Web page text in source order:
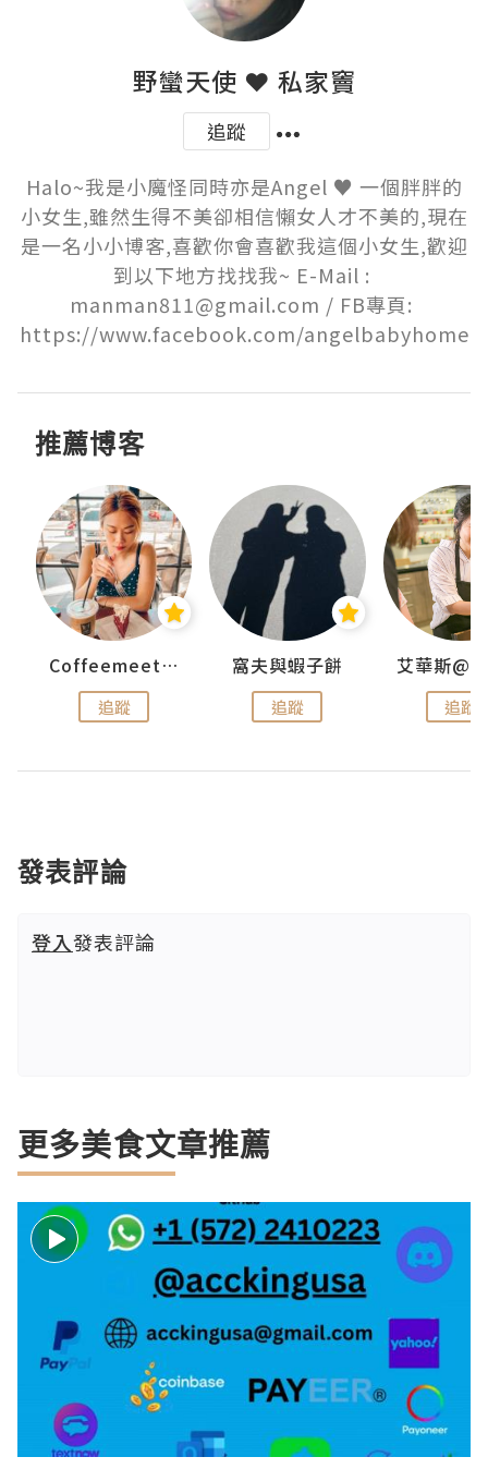
野蠻天使 ❤ 私家竇
追蹤
Halo~我是小魔怪同時亦是Angel ♥ 一個胖胖的
小女生,雖然生得不美卻相信懶女人才不美的,現在
是一名小小博客,喜歡你會喜歡我這個小女生,歡迎
到以下地方找找我~ E-Mail :
manman811@gmail.com / FB專頁:
https://www.facebook.com/angelbabyhome
推薦博客
Coffeemeetjojo
追蹤
窩夫與蝦子餅
追蹤 追蹤
發表評論
登入發表評論
更多美食文章推薦